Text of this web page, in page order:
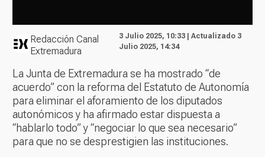
Redacción Canal
Extremadura
3 Julio 2025, 10:33 | Actualizado 3
Julio 2025, 14:34
La Junta de Extremadura se ha mostrado “de
acuerdo” con la reforma del Estatuto de Autonomía
para eliminar el aforamiento de los diputados
autonómicos y ha afirmado estar dispuesta a
“hablarlo todo” y “negociar lo que sea necesario”
para que no se desprestigien las instituciones.